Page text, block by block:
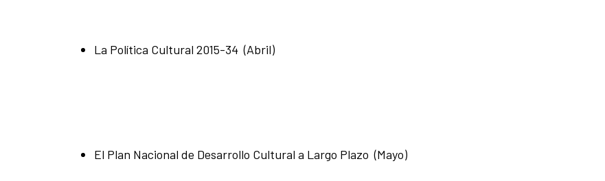
La Política Cultural 2015-34 (Abril)
El Plan Nacional de Desarrollo Cultural a Largo Plazo (Mayo)